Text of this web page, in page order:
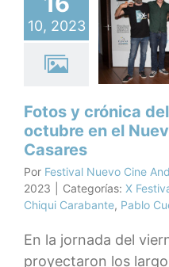
10, 2023
6 de
en el
Cine
de
FestivalFotos y crónica
octubre en el
Casares
Por Festival Nuevo Cine
2023
Categorías: X
Chiqui Carabante, Pablo
En la jornada del
proyectaron los